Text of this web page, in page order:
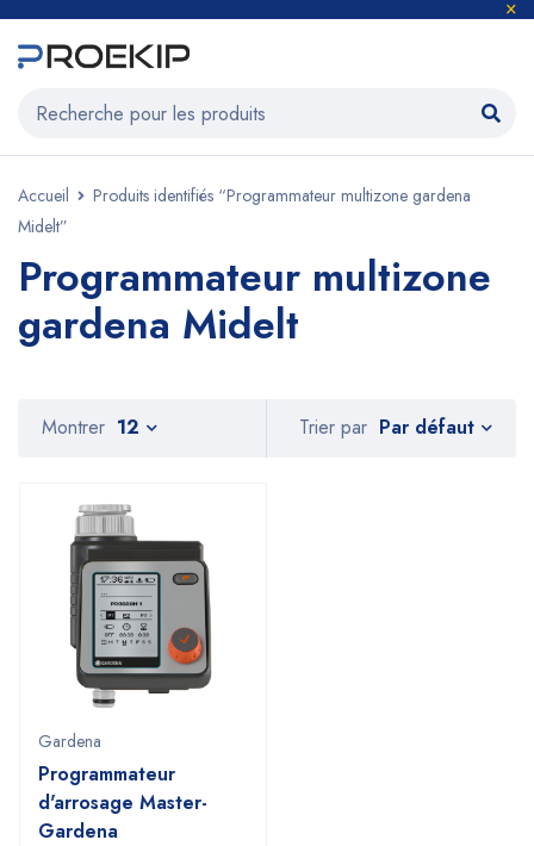
Accueil
Produits identifiés “Programmateur multizone gardena
Midelt”
Programmateur multizone
gardena Midelt
Trier par Par défaut
Montrer 12
Gardena
Programmateur
d'arrosage Master-
Gardena